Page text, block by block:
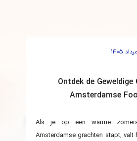
Ontdek de Geweldige
Amsterdamse
Als je op een warme
Amsterdamse grachten stapt,